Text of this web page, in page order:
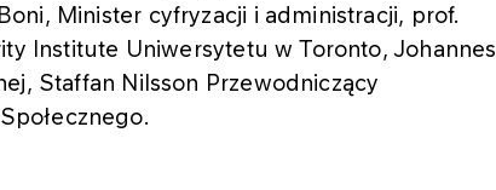
Minister cyfryzacji i administracji, prof.
Institute Uniwersytetu w Toronto, Johannes
Staffan Nilsson Przewodniczący